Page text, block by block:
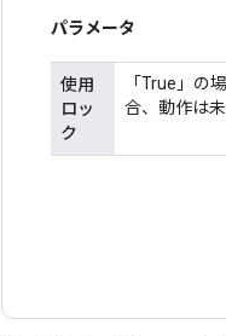
パラメータ
使用
ロッ
ク
「True」の
合、動作は